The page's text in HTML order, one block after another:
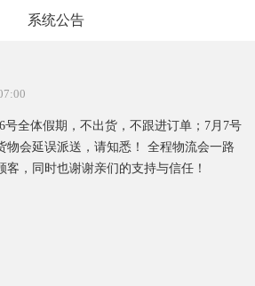
系统公告
号全体假期，不出货，不跟进订单；7月7号
物会延误派送，请知悉！ 全程物流会一路
客，同时也谢谢亲们的支持与信任！